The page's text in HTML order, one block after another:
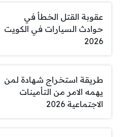
عقوبة القتل الخطأ في
حوادث السيارات في الكويت
2026
طريقة استخراج شهادة لمن
يهمه الامر من التأمينات
الاجتماعية 2026